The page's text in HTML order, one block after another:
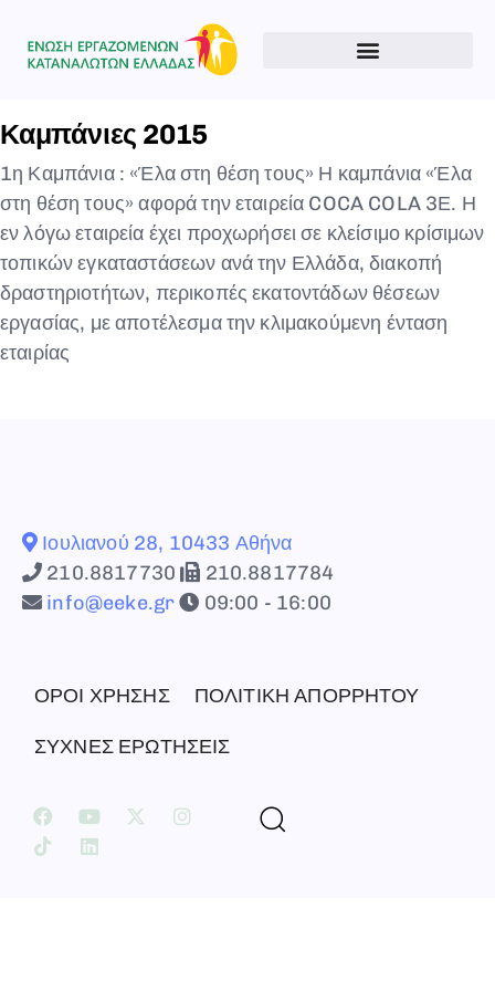
Καμπάνιες 2015
1η Καμπάνια : «Έλα στη θέση τους» Η καμπάνια «Έλα
στη θέση τους» αφορά την εταιρεία COCA COLA 3Ε. Η
εν λόγω εταιρεία έχει προχωρήσει σε κλείσιμο κρίσιμων
τοπικών εγκαταστάσεων ανά την Ελλάδα, διακοπή
δραστηριοτήτων, περικοπές εκατοντάδων θέσεων
εργασίας, με αποτέλεσμα την κλιμακούμενη ένταση
εταιρίας
Ιουλιανού 28, 10433 Αθήνα
210.8817730
210.8817784
info@eeke.gr
09:00 - 16:00
ΟΡΟΙ ΧΡΗΣΗΣ ΠΟΛΙΤΙΚΗ ΑΠΟΡΡΗΤΟΥ
ΣΥΧΝΕΣ ΕΡΩΤΗΣΕΙΣ